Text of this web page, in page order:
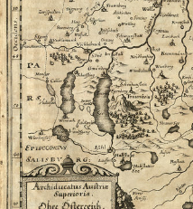
SCHIFFSTYPEN
Entwicklungen im